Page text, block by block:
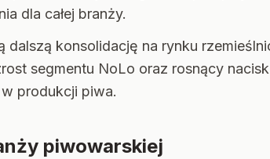
dla całej branży.
dalszą konsolidację na rynku
segmentu NoLo oraz rosnący
produkcji piwa.
piwowarskiej